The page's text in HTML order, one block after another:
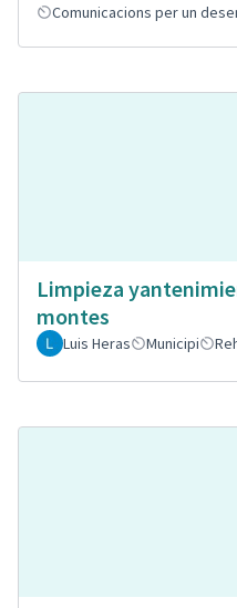
Comunicacions per un
Limpieza
montes
Luis Heras Municipi